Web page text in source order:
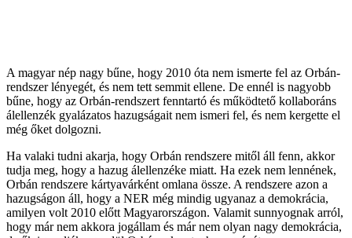
A magyar nép nagy bűne, hogy 2010 óta nem ismerte fel az Orbán-
rendszer lényegét, és nem tett semmit ellene. De ennél is nagyobb
bűne, hogy az Orbán-rendszert fenntartó és működtető kollaboráns
álellenzék gyalázatos hazugságait nem ismeri fel, és nem kergette el
még őket dolgozni.
Ha valaki tudni akarja, hogy Orbán rendszere mitől áll fenn, akkor
tudja meg, hogy a hazug álellenzéke miatt. Ha ezek nem lennének,
Orbán rendszere kártyavárként omlana össze. A rendszere azon a
hazugságon áll, hogy a NER még mindig ugyanaz a demokrácia,
amilyen volt 2010 előtt Magyarországon. Valamit sunnyognak arról,
hogy már nem akkora jogállam és már nem olyan nagy demokrácia,